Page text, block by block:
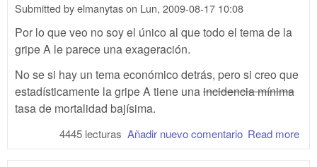
Submitted byelmanytason Lun, 2009-08-17 10:08
Por lo que veo no soy el único al que todo el tema de la
gripe A le parece una exageración.
No se si hay un tema económico detrás, pero si creo que
estadísticamente la gripe A tiene unaincidencia mínima
tasa de mortalidad bajísima.
Read more
Añadir nuevo comentario
4445 lecturas